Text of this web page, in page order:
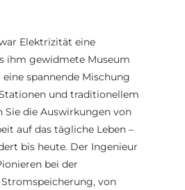
Elektrizität eine
ihm gewidmete Museum
spannende Mischung
und traditionellem
Sie die Auswirkungen von
auf das tägliche Leben –
bis heute. Der Ingenieur
bei der
von